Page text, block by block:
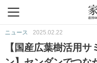
ニュース 2025.02.22
【国産広葉樹活用